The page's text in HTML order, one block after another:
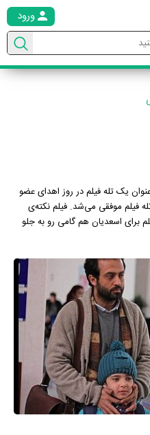
ورود
یک تله فیلم در روز اهدای عضو
فیلم موفقی می‌شد. فیلم نکته‌ی
برای اسعدیان هم گامی رو به جلو